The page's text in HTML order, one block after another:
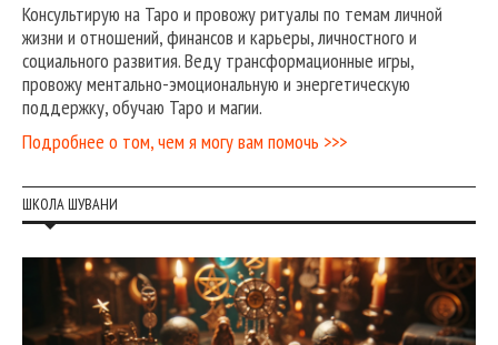
Консультирую на Таро и провожу ритуалы по темам личной
жизни и отношений, финансов и карьеры, личностного и
социального развития. Веду трансформационные игры,
провожу ментально-эмоциональную и энергетическую
поддержку, обучаю Таро и магии.
Подробнее о том, чем я могу вам помочь >>>
ШКОЛА ШУВАНИ